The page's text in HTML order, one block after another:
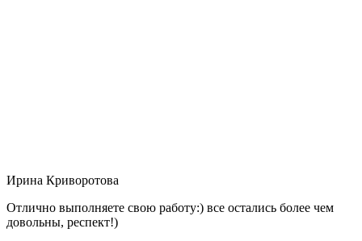
Ирина Криворотова
Отлично выполняете свою работу:) все остались более чем
довольны, респект!)